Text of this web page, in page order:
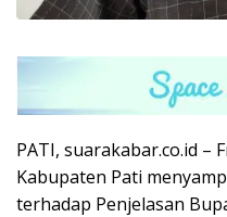
PATI, suarakabar.co.id –
Kabupaten Pati
terhadap Penjelasan